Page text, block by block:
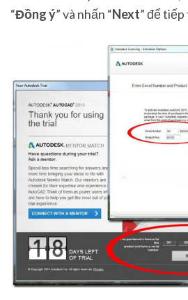
“Đồng ý” và nhấn “Next” để tiếp